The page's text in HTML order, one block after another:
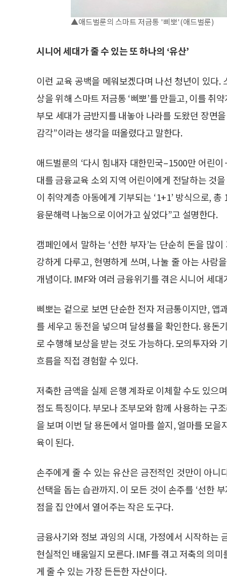
▲애드벌룬의 스마트 저금통 '삐뽀'(애드벌룬)
시니어 세대가 줄 수 있는 또 하나의 ‘유산’
이런 교육 공백을 메워보겠다며 나선 청년이 있다
상을 위해 스마트 저금통 ‘삐뽀’를 만들고, 이를 취
부모 세대가 금반지를 내놓아 나라를 도왔던 장면
감각”이라는 생각을 떠올렸다고 말한다.
애드벌룬의 ‘다시 힘내자 대한민국–1500만 어린
대를 금융교육 소외 지역 어린이에게 전달하는 것
이 취약계층 아동에게 기부되는 ‘1+1’ 방식으로,
융문해력 나눔으로 이어가고 싶었다”고 설명한다.
캠페인에서 말하는 ‘선한 부자’는 단순히 돈을 많
강하게 다루고, 현명하게 쓰며, 나눌 줄 아는 사람
개념이다. IMF와 여러 금융위기를 겪은 시니어 세
삐뽀는 겉으로 보면 단순한 전자 저금통이지만, 앱
를 세우고 동전을 넣으며 달성률을 확인한다. 용돈
로 수행해 보상을 받는 것도 가능하다. 모의투자와
흐름을 직접 경험할 수 있다.
저축한 금액을 실제 은행 계좌로 이체할 수도 있으
점도 특징이다. 부모나 조부모와 함께 사용하는 구
을 보며 이번 달 용돈에서 얼마를 쓸지, 얼마를 모
육이 된다.
손주에게 줄 수 있는 유산은 금전적인 것만이 아
선택을 돕는 습관까지. 이 모든 것이 손주를 ‘선한
점을 집 안에서 열어주는 작은 도구다.
금융사기와 정보 과잉의 시대, 가정에서 시작하는
현실적인 배움일지 모른다. IMF를 겪고 저축의 의
게 줄 수 있는 가장 든든한 자산이다.